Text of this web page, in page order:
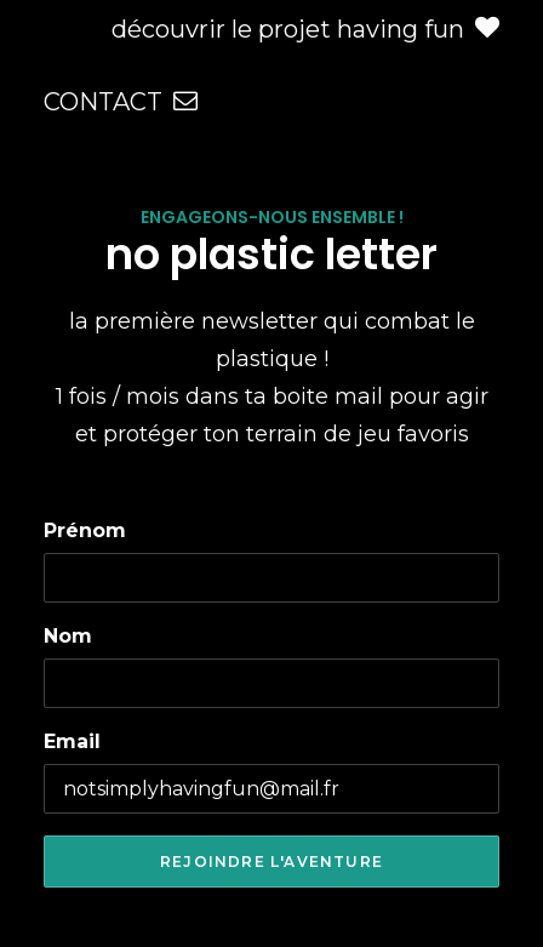
découvrir le projet having fun
CONTACT
ENGAGEONS-NOUS ENSEMBLE !
no plastic letter
la première newsletter qui combat le
plastique !
1 fois / mois dans ta boite mail pour agir
et protéger ton terrain de jeu favoris
Prénom
Nom
Email